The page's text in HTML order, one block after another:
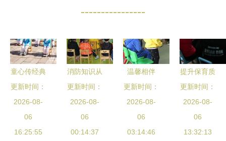
----------------
童心传经典
礼仪润心田
——汶川二
幼携手泰达
二幼共谱国
更新时间：
2026-08-
06
16:25:55
消防知识从
小抓，安全
种子种心田
——泰达二
幼成功开展
更新时间：
2026-08-
06
00:14:37
温馨相伴
快乐徜徉
——高碑店
市二幼中班
家长开放日
更新时间：
2026-08-
06
03:14:46
提升保育质
量，共促健
康成长——
三钢二幼携
手泰达二幼
更新时间：
2026-08-
06
13:32:13